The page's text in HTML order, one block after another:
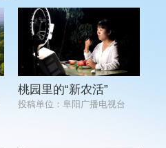
桃园里的“新农活”
投稿单位：阜阳广播电视台